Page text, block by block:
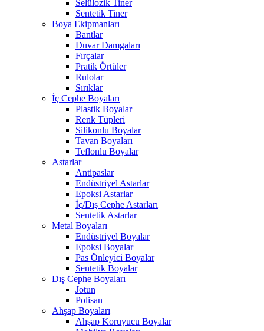
Selülozik Tiner
Sentetik Tiner
Boya Ekipmanları
Bantlar
Duvar Damgaları
Fırçalar
Pratik Örtüler
Rulolar
Sırıklar
İç Cephe Boyaları
Plastik Boyalar
Renk Tüpleri
Silikonlu Boyalar
Tavan Boyaları
Teflonlu Boyalar
Astarlar
Antipaslar
Endüstriyel Astarlar
Epoksi Astarlar
İç/Dış Cephe Astarları
Sentetik Astarlar
Metal Boyaları
Endüstriyel Boyalar
Epoksi Boyalar
Pas Önleyici Boyalar
Sentetik Boyalar
Dış Cephe Boyaları
Jotun
Polisan
Ahşap Boyaları
Ahşap Koruyucu Boyalar